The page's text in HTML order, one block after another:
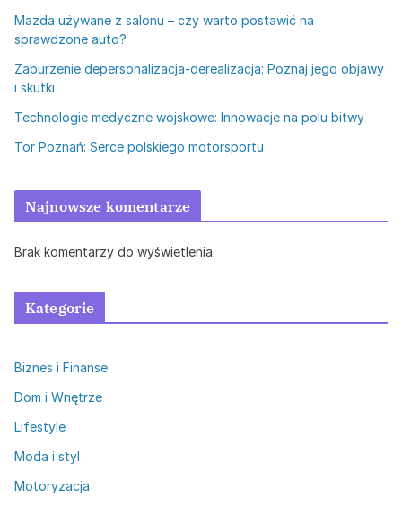
Mazda używane z salonu – czy warto postawić na
sprawdzone auto?
Zaburzenie depersonalizacja-derealizacja: Poznaj jego objawy
i skutki
Technologie medyczne wojskowe: Innowacje na polu bitwy
Tor Poznań: Serce polskiego motorsportu
Najnowsze komentarze
Brak komentarzy do wyświetlenia.
Kategorie
Biznes i Finanse
Dom i Wnętrze
Lifestyle
Moda i styl
Motoryzacja